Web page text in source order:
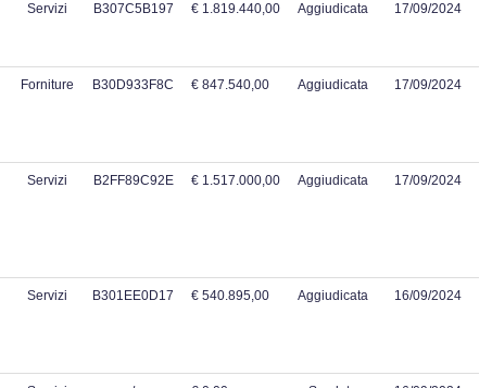
Servizi B307C5B197 € 1.819.440,00 Aggiudicata 17/09/2024
Forniture B30D933F8C € 847.540,00 Aggiudicata 17/09/2024
Servizi B2FF89C92E € 1.517.000,00 Aggiudicata 17/09/2024
Servizi B301EE0D17 € 540.895,00 Aggiudicata 16/09/2024